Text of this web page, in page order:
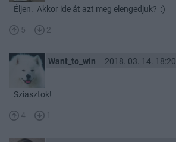
Éljen. Akkor ide át azt meg elengedjuk? :)
5 2
Want_to_win 2018. 03. 14. 18:20
Sziasztok!
4 1